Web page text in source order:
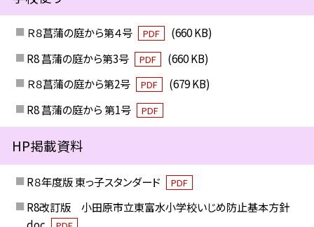
Ｒ８菖蒲の庭から第４号 PDF
(660 KB)
R8 菖蒲の庭から第3号
PDF
(660 KB)
Ｒ８菖蒲の庭から第2号
PDF
(679 KB)
R8 菖蒲の庭から 第1号
PDF
HP掲載資料
R８年度版 東っ子スタンダード PDF
R8改訂版 小田原市立東富水小学校いじめ防止基本方針